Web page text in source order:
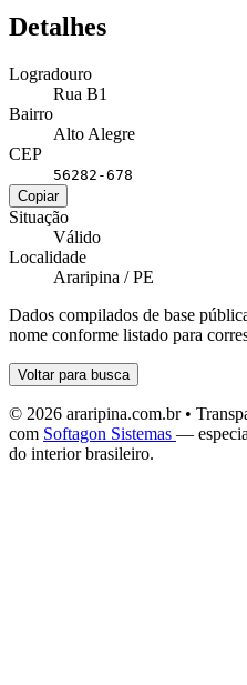
Detalhes
Logradouro
Rua B1
Bairro
Alto Alegre
CEP
56282-678
Copiar
Situação
Válido
Localidade
Araripina / PE
Dados compilados de base
nome conforme listado para
Voltar para busca
© 2026 araripina.com.br •
com Softagon Sistemas —
do interior brasileiro.